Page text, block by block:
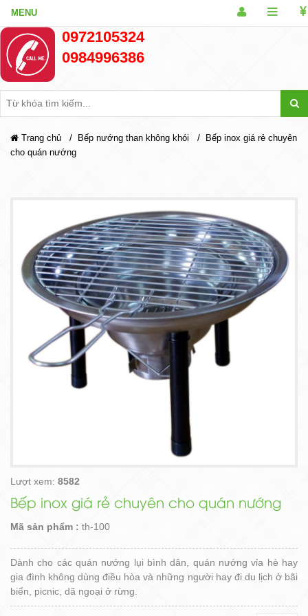
0972105324
0984996386
Trang chủ / Bếp nướng than không khói / Bếp inox giá rẻ chuyên
cho quán nướng
Lượt xem: 8582
Bếp inox giá rẻ chuyên cho quán nướng
Mã sản phẩm : th-100
Dành cho các quán nướng lụi bình dân, quán nướng vỉa hè hay
gia đình không dùng điều hòa và những người hay đi du lịch ở bãi
biển, picnic, dã ngoại ở rừng.